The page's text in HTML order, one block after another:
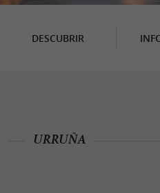
DESCUBRIR
URRUÑA